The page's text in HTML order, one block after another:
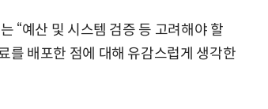
“예산 및 시스템 검증 등 고려해야 할
를 배포한 점에 대해 유감스럽게 생각한